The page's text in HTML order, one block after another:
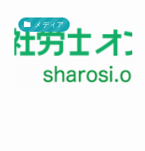
メディア